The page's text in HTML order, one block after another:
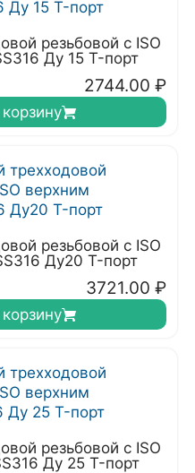
резьбовой с ISO
Ду 15 T-порт
2744.00 ₽
резьбовой с ISO
Ду20 T-порт
3721.00 ₽
резьбовой с ISO
Ду 25 T-порт